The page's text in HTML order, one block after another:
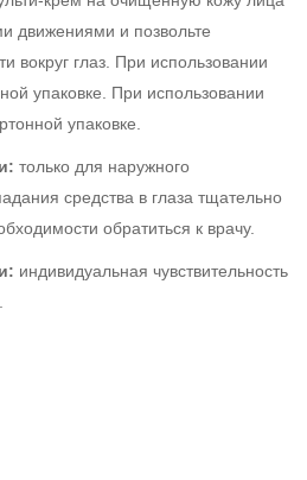
движениями и позвольте
вокруг глаз. При использовании
упаковке. При использовании
упаковке.
только для наружного
средства в глаза тщательно
обратиться к врачу.
индивидуальная чувствительность